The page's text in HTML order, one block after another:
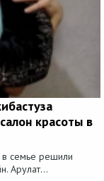
красоты в
в семье решили
Арулат...